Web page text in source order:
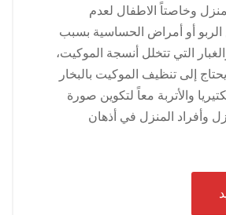
وخاصتاً الاطفال لعدم
أو أمراض الحساسية بسبب
التي تتخلل أنسجة الموكيت،
إلى تنظيف الموكيت بالبخار
والأتربة معاً لتكوين صورة
وأفراد المنزل في أذهان